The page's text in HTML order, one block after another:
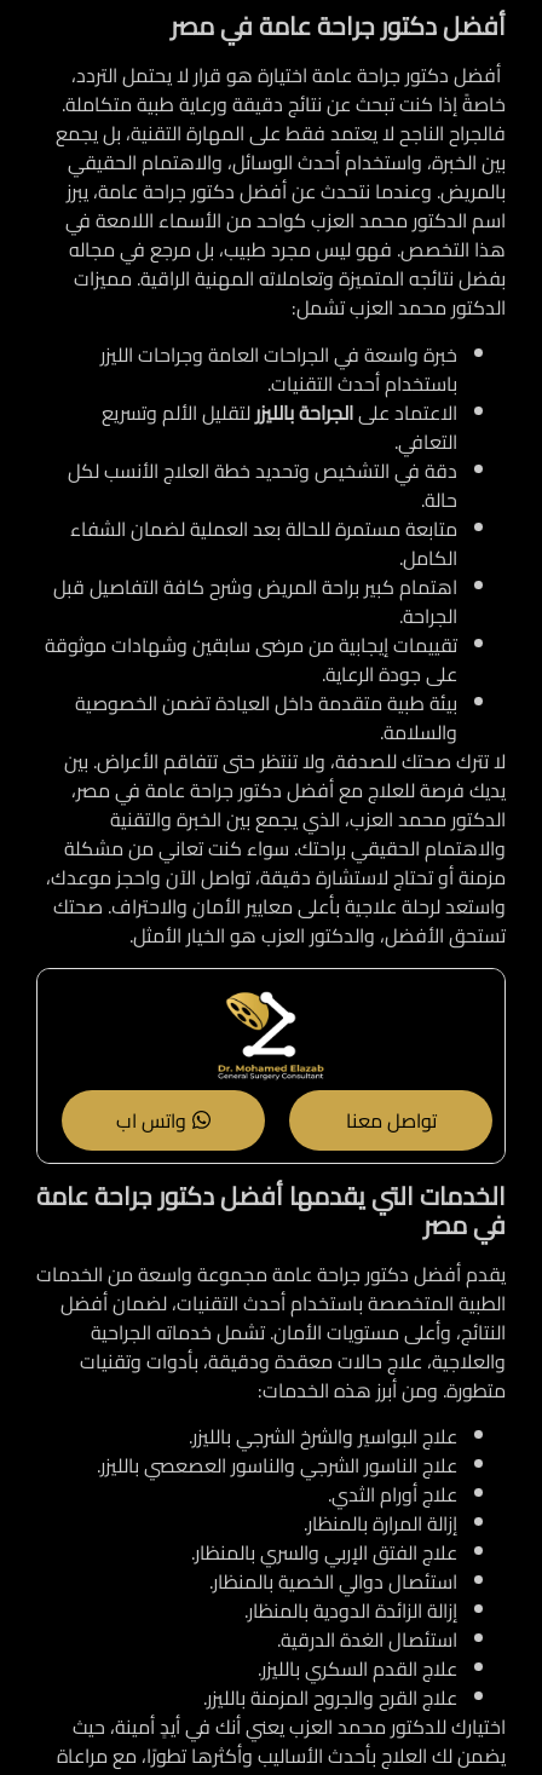
أفضل دكتور جراحة عامة في مصر
أفضل دكتور جراحة عامة اختيارة هو قرار لا يحتمل التردد،
خاصةً إذا كنت تبحث عن نتائج دقيقة ورعاية طبية متكاملة.
فالجراح الناجح لا يعتمد فقط على المهارة التقنية، بل يجمع
بين الخبرة، واستخدام أحدث الوسائل، والاهتمام الحقيقي
بالمريض. وعندما نتحدث عن أفضل دكتور جراحة عامة، يبرز
اسمالدكتور محمد العزبكواحد من الأسماء اللامعة في
هذا التخصص. فهو ليس مجرد طبيب، بل مرجع في مجاله
بفضل نتائجه المتميزة وتعاملاته المهنية الراقية. مميزات
الدكتور محمد العزب تشمل:
خبرة واسعة في الجراحات العامة وجراحات الليزر
باستخدام أحدث التقنيات.
الاعتماد علىالجراحة بالليزرلتقليل الألم وتسريع
التعافي.
دقة في التشخيص وتحديد خطة العلاج الأنسب لكل
حالة.
متابعة مستمرة للحالة بعد العملية لضمان الشفاء
الكامل.
اهتمام كبير براحة المريض وشرح كافة التفاصيل قبل
الجراحة.
تقييمات إيجابية من مرضى سابقين وشهادات موثوقة
على جودة الرعاية.
بيئة طبية متقدمة داخل العيادة تضمن الخصوصية
والسلامة.
لا تترك صحتك للصدفة، ولا تنتظر حتى تتفاقم الأعراض. بين
يديك فرصة للعلاج مع أفضل دكتور جراحة عامة في مصر،
الدكتور محمد العزب، الذي يجمع بين الخبرة والتقنية
والاهتمام الحقيقي براحتك. سواء كنت تعاني من مشكلة
مزمنة أو تحتاج لاستشارة دقيقة، تواصل الآن واحجز موعدك،
واستعد لرحلة علاجية بأعلى معايير الأمان والاحتراف. صحتك
تستحق الأفضل، والدكتور العزب هو الخيار الأمثل.
تواصل معنا واتس اب
الخدمات التي يقدمها أفضل دكتور جراحة عامة
في مصر
يقدمأفضل دكتور جراحة عامةمجموعة واسعة من الخدمات
الطبية المتخصصة باستخدام أحدث التقنيات، لضمان أفضل
النتائج، وأعلى مستويات الأمان. تشمل خدماته الجراحية
والعلاجية، علاج حالات معقدة ودقيقة، بأدوات وتقنيات
متطورة. ومن أبرز هذه الخدمات:
علاج البواسير والشرخ الشرجي بالليزر.
علاج الناسور الشرجي والناسور العصعصي بالليزر.
علاج أورام الثدي.
إزالة المرارة بالمنظار.
علاج الفتق الإربي والسري بالمنظار.
استئصال دوالي الخصية بالمنظار.
إزالة الزائدة الدودية بالمنظار.
استئصال الغدة الدرقية.
علاج القدم السكري بالليزر.
علاج القرح والجروح المزمنة بالليزر.
اختياركللدكتور محمد العزبيعني أنك في أيدٍ أمينة، حيث
يضمن لك العلاج بأحدث الأساليب وأكثرها تطورًا، مع مراعاة